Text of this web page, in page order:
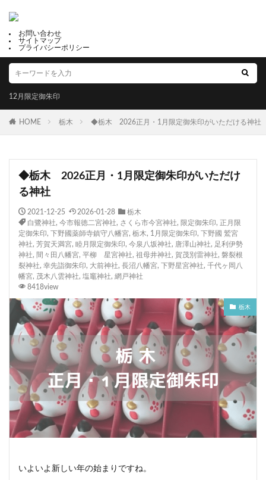
お問い合わせ
サイトマップ
プライバシーポリシー
12月限定御朱印
HOME 栃木 ◆栃木 2026正月・1月限定御朱印がいただける神社
◆栃木 2026正月・1月限定御朱印がいただけ
る神社
2021-12-25 2026-01-28
栃木
白鷺神社, 今市報徳二宮神社, さくら市今宮神社, 限定御朱印, 正月限
定御朱印, 下野國薬師寺鎮守八幡宮, 栃木, 1月限定御朱印, 下野國 鷲宮
神社, 芳賀天満宮, 睦月限定御朱印, 今泉八坂神社, 唐澤山神社, 足利伊勢
神社, 間々田八幡宮, 平柳 星宮神社, 祖母井神社, 賀茂別雷神社, 磐裂根
裂神社, 幸先詣御朱印, 大前神社, 長沼八幡宮, 下野星宮神社, 千代ヶ岡八
幡宮, 茂木八雲神社, 塩竈神社, 網戸神社
8418view
栃木
いよいよ新しい年の始まりですね。